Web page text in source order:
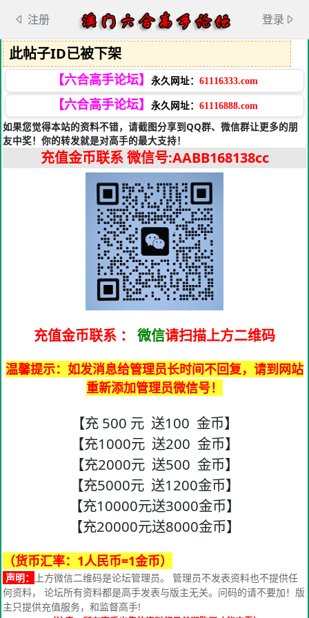
注册 登录
此帖子ID已被下架
【六合高手论坛】 永久网址： 61116333.com
【六合高手论坛】 永久网址： 61116888.com
如果您觉得本站的资料不错，请截图分享到QQ群、微信群让更多的朋
友中奖！你的转发就是对高手的最大支持！
充值金币联系微信号:AABB168138cc
充值金币联系 ： 微信请扫描上方二维码
温馨提示：如发消息给管理员长时间不回复，请到网站
重新添加管理员微信号！
【充 500 元 送100 金币】
【充1000元 送200 金币】
【充2000元 送500 金币】
【充5000元 送1200金币】
【充10000元送3000金币】
【充20000元送8000金币】
（货币汇率：1人民币=1金币）
声明：
上方微信二维码是论坛管理员。 管理员不发表资料也不提供任
何资料， 论坛所有资料都是高手发表与版主无关。问码的请不要加！版
主只提供充值服务，和监督高手!